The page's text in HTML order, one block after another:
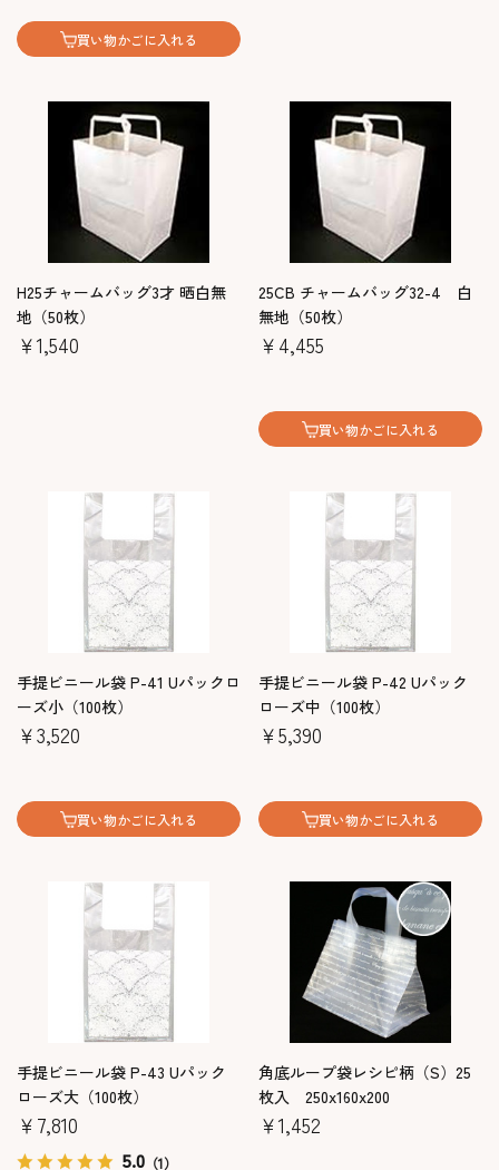
買い物かごに入れる
H25チャームバッグ3才 晒白無
地（50枚）
￥1,540
25CB チャームバッグ32-4 白
無地（50枚）
￥4,455
買い物かごに入れる
手提ビニール袋 P-41 Uパックロ
ーズ小（100枚）
￥3,520
買い物かごに入れる
手提ビニール袋 P-42 Uパック
ローズ中（100枚）
￥5,390
買い物かごに入れる
手提ビニール袋 P-43 Uパック
ローズ大（100枚）
￥7,810
5.0 （1）
角底ループ袋レシピ柄（S）25
枚入 250x160x200
￥1,452